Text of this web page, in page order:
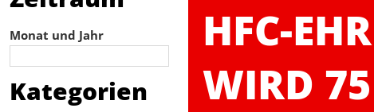
Monat und Jahr
Kategorien
HFC-
WIRD 75